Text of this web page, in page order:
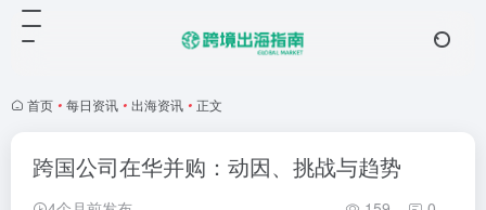
首页 • 每日资讯 • 出海资讯 • 正文
跨国公司在华并购：动因、挑战与趋势